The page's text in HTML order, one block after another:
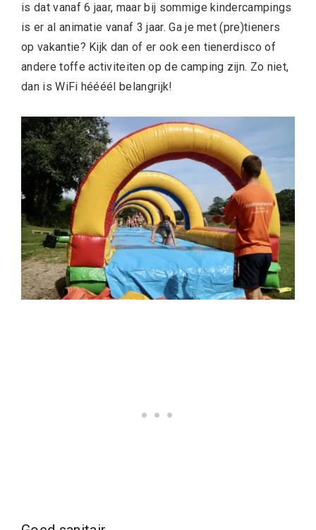
is dat vanaf 6 jaar, maar bij sommige kindercampings
is er al animatie vanaf 3 jaar. Ga je met (pre)tieners
op vakantie? Kijk dan of er ook een tienerdisco of
andere toffe activiteiten op de camping zijn. Zo niet,
dan is WiFi héééél belangrijk!